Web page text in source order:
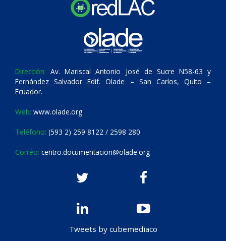
Dirección: Av. Mariscal Antonio José de Sucre N58-63 y
Fernández Salvador Edif. Olade – San Carlos, Quito –
Ecuador.
Web: www.olade.org
Teléfono: (593 2) 259 8122 / 2598 280
Correo: centro.documentacion@olade.org
Tweets by cubemediaco